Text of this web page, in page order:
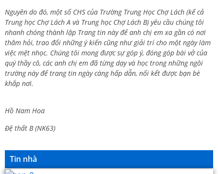
Nguyên do đó, một số CHS của Trường Trung Học Chợ Lách (kể cả
Trung học Chợ Lách A và Trung học Chợ Lách B) yêu cầu chúng tôi
nhanh chóng thành lập Trang tin này để anh chị em xa gần có nơi
thăm hỏi, trao đổi những ý kiến cũng như giải trí cho một ngày làm
việc mệt nhọc. Chúng tôi mong được sự góp ý, đóng góp bài vở của
quý thầy cô, các anh chị em đã từng dạy và học trong những ngôi
trường này để trang tin ngày càng hấp dẫn, nối kết được bạn bè
khắp nơi.
Hồ Nam Hoa
Đệ thất B (NK63)
Tin nhà